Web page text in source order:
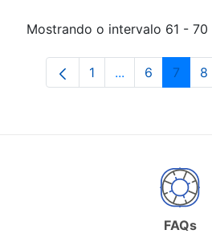
Mostrando o intervalo 61 - 70
Páxina
1 ...PáxinasPáxina
6 Páxina
7 8
FAQs